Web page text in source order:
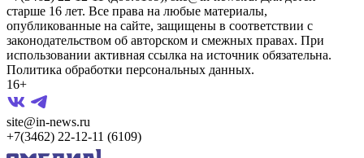
старше 16 лет. Все права на любые материалы,
опубликованные на сайте, защищены в соответствии с
законодательством об авторском и смежных правах. При
использовании активная ссылка на источник обязательна.
Политика обработки персональных данных.
16+
site@in-news.ru
+7(3462) 22-12-11 (6109)